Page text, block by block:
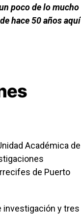
poco de lo mucho
hace 50 años aquí
Académica de
de Puerto
investigación y tres